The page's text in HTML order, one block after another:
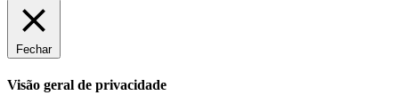
Fechar
Visão geral de privacidade